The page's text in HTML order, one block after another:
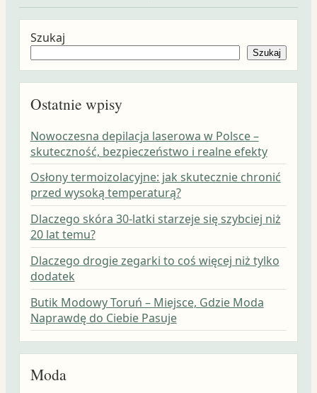
Szukaj
Szukaj
Ostatnie wpisy
Nowoczesna depilacja laserowa w Polsce –
skuteczność, bezpieczeństwo i realne efekty
Osłony termoizolacyjne: jak skutecznie chronić
przed wysoką temperaturą?
Dlaczego skóra 30-latki starzeje się szybciej niż
20 lat temu?
Dlaczego drogie zegarki to coś więcej niż tylko
dodatek
Butik Modowy Toruń – Miejsce, Gdzie Moda
Naprawdę do Ciebie Pasuje
Moda